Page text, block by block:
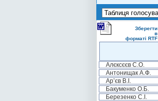
Зберегти
в
форматі RTF
Алєксєєв С.О.
Антонищак А.Ф.
Ар’єв В.І.
Бакуменко О.Б.
Березенко С.І.